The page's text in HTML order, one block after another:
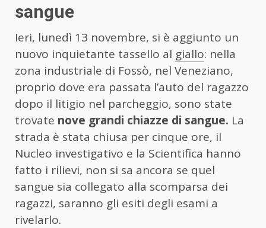
sangue
Ieri, lunedì 13 novembre, si è aggiunto un
nuovo inquietante tassello al giallo: nella
zona industriale di Fossò, nel Veneziano,
proprio dove era passata l’auto del ragazzo
dopo il litigio nel parcheggio, sono state
trovate nove grandi chiazze di sangue. La
strada è stata chiusa per cinque ore, il
Nucleo investigativo e la Scientifica hanno
fatto i rilievi, non si sa ancora se quel
sangue sia collegato alla scomparsa dei
ragazzi, saranno gli esiti degli esami a
rivelarlo.